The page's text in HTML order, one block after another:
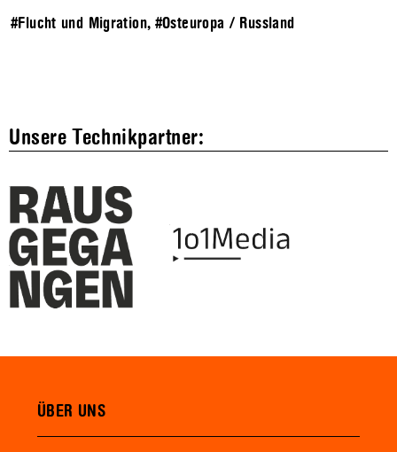
#Flucht und Migration, #Osteuropa / Russland
Unsere Technikpartner:
ÜBER UNS